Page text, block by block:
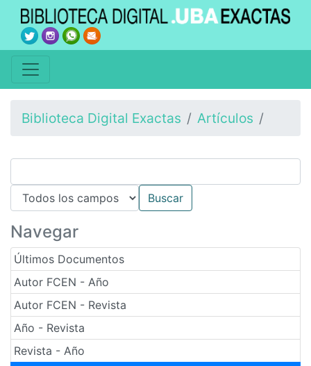
Biblioteca Digital Exactas Artículos
Navegar
Últimos Documentos
Autor FCEN - Año
Autor FCEN - Revista
Año - Revista
Revista - Año